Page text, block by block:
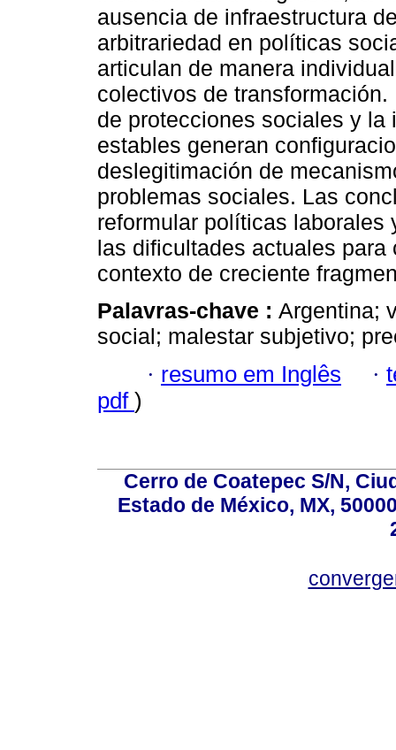
ausencia de infraestructura
arbitrariedad en políticas
articulan de manera
colectivos de
de protecciones sociales y la
estables generan
deslegitimación de
problemas sociales. Las
reformular políticas
las dificultades actuales
contexto de creciente
Palavras-chave : Argentina;
social; malestar subjetivo;
· resumo em Inglês ·
pdf )
Cerro de Coatepec S/N,
Estado de México, MX,